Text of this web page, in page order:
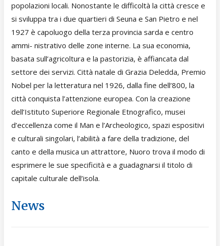
popolazioni locali. Nonostante le difficoltà la città cresce e
si sviluppa tra i due quartieri di Seuna e San Pietro e nel
1927 è capoluogo della terza provincia sarda e centro
ammi- nistrativo delle zone interne. La sua economia,
basata sull’agricoltura e la pastorizia, è affiancata dal
settore dei servizi. Città natale di Grazia Deledda, Premio
Nobel per la letteratura nel 1926, dalla fine dell’800, la
città conquista l’attenzione europea. Con la creazione
dell’Istituto Superiore Regionale Etnografico, musei
d’eccellenza come il Man e l’Archeologico, spazi espositivi
e culturali singolari, l’abilità a fare della tradizione, del
canto e della musica un attrattore, Nuoro trova il modo di
esprimere le sue specificità e a guadagnarsi il titolo di
capitale culturale dell’isola.
News